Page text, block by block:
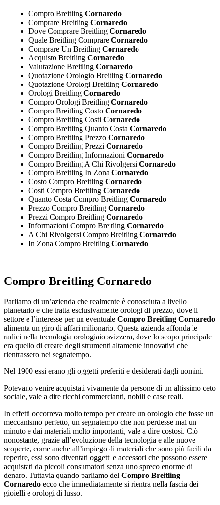
Compro Breitling Cornaredo
Comprare Breitling Cornaredo
Dove Comprare Breitling Cornaredo
Quale Breitling Comprare Cornaredo
Comprare Un Breitling Cornaredo
Acquisto Breitling Cornaredo
Valutazione Breitling Cornaredo
Quotazione Orologio Breitling Cornaredo
Quotazione Orologi Breitling Cornaredo
Orologi Breitling Cornaredo
Compro Orologi Breitling Cornaredo
Compro Breitling Costo Cornaredo
Compro Breitling Costi Cornaredo
Compro Breitling Quanto Costa Cornaredo
Compro Breitling Prezzo Cornaredo
Compro Breitling Prezzi Cornaredo
Compro Breitling Informazioni Cornaredo
Compro Breitling A Chi Rivolgersi Cornaredo
Compro Breitling In Zona Cornaredo
Costo Compro Breitling Cornaredo
Costi Compro Breitling Cornaredo
Quanto Costa Compro Breitling Cornaredo
Prezzo Compro Breitling Cornaredo
Prezzi Compro Breitling Cornaredo
Informazioni Compro Breitling Cornaredo
A Chi Rivolgersi Compro Breitling Cornaredo
In Zona Compro Breitling Cornaredo
Compro Breitling Cornaredo
Parliamo di un’azienda che realmente è conosciuta a livello
planetario e che tratta esclusivamente orologi di prezzo, dove il
settore e l’interesse per un eventuale Compro Breitling Cornaredo
alimenta un giro di affari milionario. Questa azienda affonda le
radici nella tecnologia orologiaio svizzera, dove lo scopo principale
era quello di creare degli strumenti altamente innovativi che
rientrassero nei segnatempo.
Nel 1900 essi erano gli oggetti preferiti e desiderati dagli uomini.
Potevano venire acquistati vivamente da persone di un altissimo ceto
sociale, vale a dire ricchi commercianti, nobili e case reali.
In effetti occorreva molto tempo per creare un orologio che fosse un
meccanismo perfetto, un segnatempo che non perdesse mai un
minuto e dai materiali molto importanti, vale a dire costosi. Ciò
nonostante, grazie all’evoluzione della tecnologia e alle nuove
scoperte, come anche all’impiego di materiali che sono più facili da
reperire, essi sono diventati oggetti e accessori che possono essere
acquistati da piccoli consumatori senza uno spreco enorme di
denaro. Tuttavia quando parliamo del Compro Breitling
Cornaredo ecco che immediatamente si rientra nella fascia dei
gioielli e orologi di lusso.